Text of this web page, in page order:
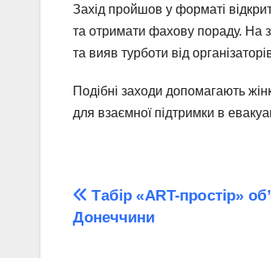
Захід пройшов у форматі
та отримати фахову пораду. На
та вияв турботи від
Подібні заходи допомагають
для взаємної підтримки в
Навігація
записів
Табір «ART-простір»
Донеччини